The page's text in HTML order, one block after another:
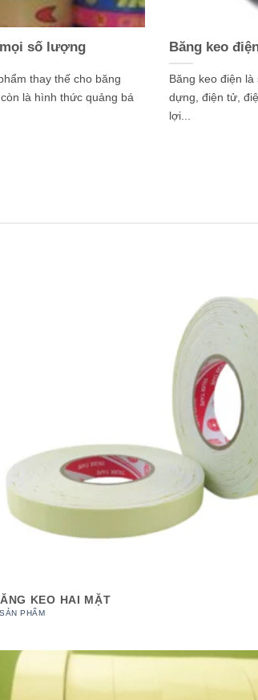
số lượng
thay thế cho băng
là hình thức quảng bá
Băng keo
Băng keo điện
dựng, điện tử,
lợi...
KEO HAI MẶT
PHẨM